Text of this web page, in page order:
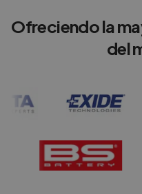
Ofreciendo la
del